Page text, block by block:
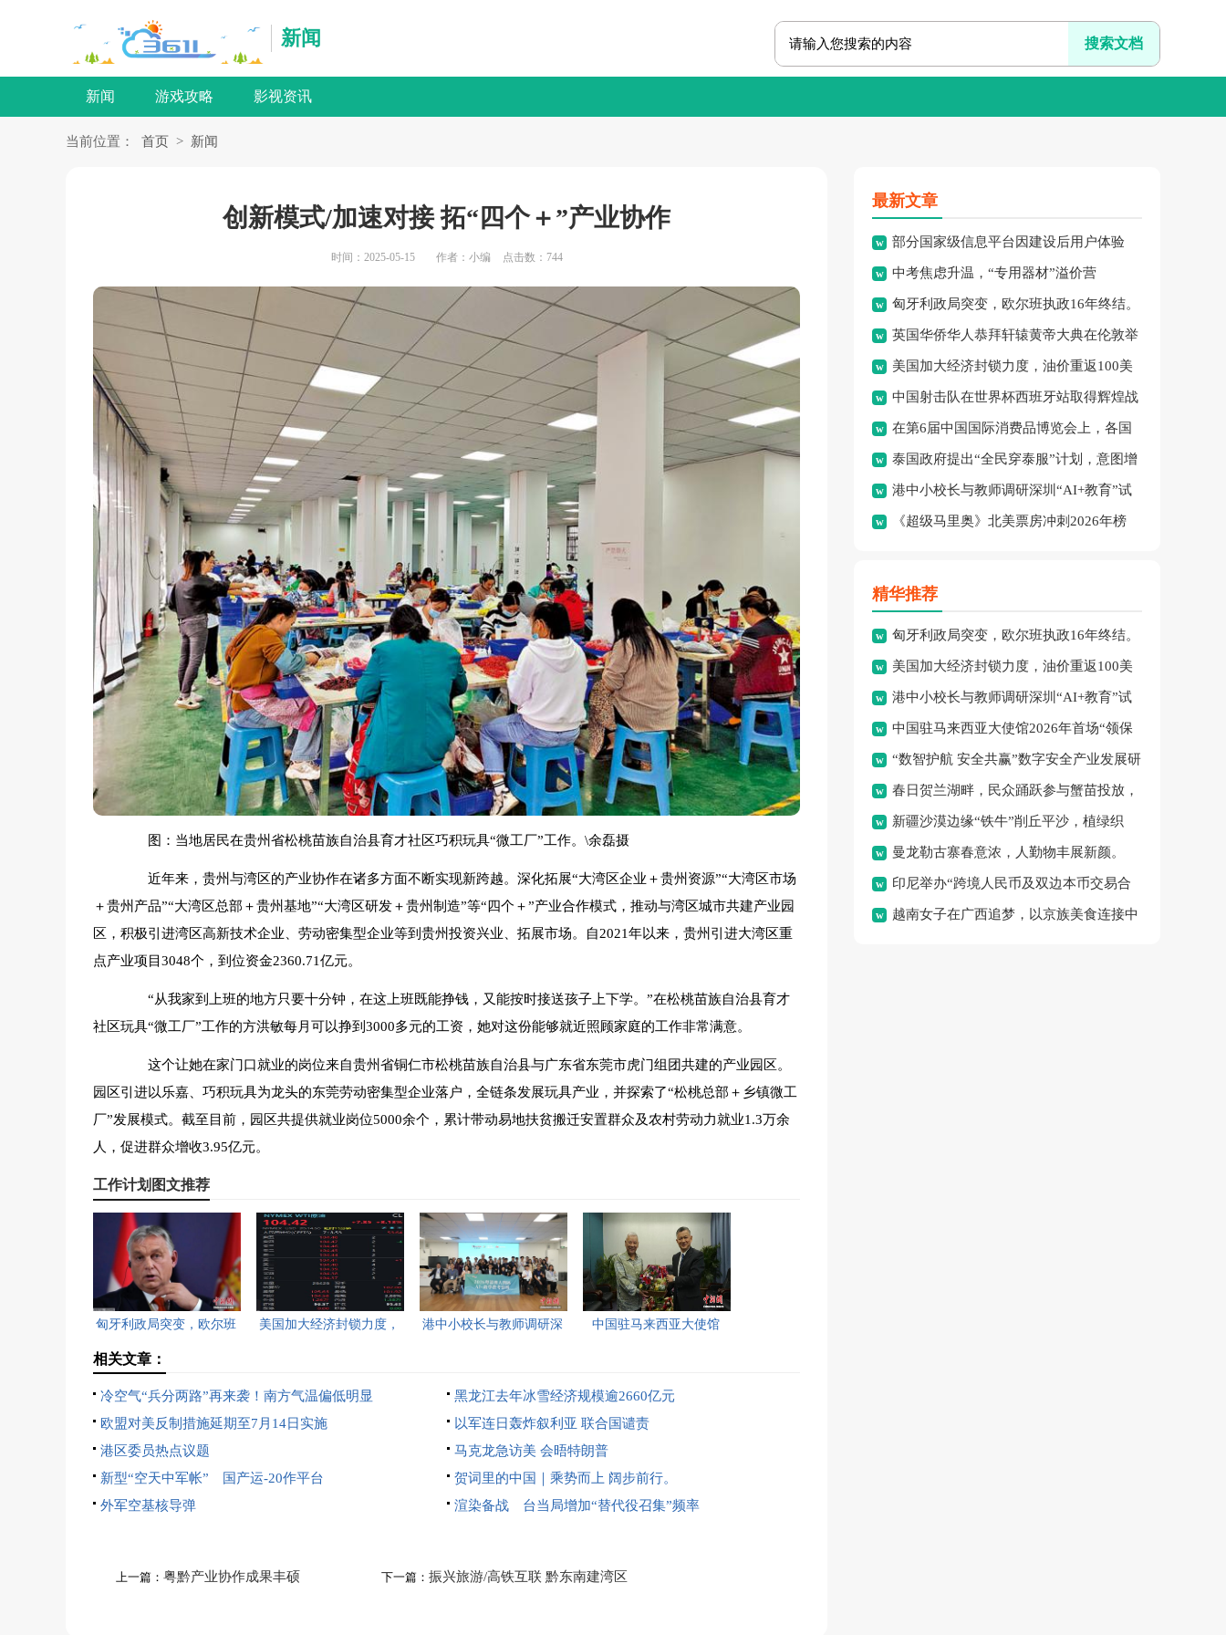
新闻
新闻 游戏攻略 影视资讯
当前位置： 首页 > 新闻
创新模式/加速对接 拓“四个＋”产业协作
时间：2025-05-15 作者：小编 点击数： 744
图：当地居民在贵州省松桃苗族自治县育才社区巧积玩具“微工厂”工作。\余磊摄
近年来，贵州与湾区的产业协作在诸多方面不断实现新跨越。深化拓展“大湾区企业＋贵州资源”“大湾区市场
＋贵州产品”“大湾区总部＋贵州基地”“大湾区研发＋贵州制造”等“四个＋”产业合作模式，推动与湾区城市共建产业园
区，积极引进湾区高新技术企业、劳动密集型企业等到贵州投资兴业、拓展市场。自2021年以来，贵州引进大湾区重
点产业项目3048个，到位资金2360.71亿元。
“从我家到上班的地方只要十分钟，在这上班既能挣钱，又能按时接送孩子上下学。”在松桃苗族自治县育才
社区玩具“微工厂”工作的方洪敏每月可以挣到3000多元的工资，她对这份能够就近照顾家庭的工作非常满意。
这个让她在家门口就业的岗位来自贵州省铜仁市松桃苗族自治县与广东省东莞市虎门组团共建的产业园区。
园区引进以乐嘉、巧积玩具为龙头的东莞劳动密集型企业落户，全链条发展玩具产业，并探索了“松桃总部＋乡镇微工
厂”发展模式。截至目前，园区共提供就业岗位5000余个，累计带动易地扶贫搬迁安置群众及农村劳动力就业1.3万余
人，促进群众增收3.95亿元。
工作计划图文推荐
匈牙利政局突变，欧尔班
执政16年终结。
美国加大经济封锁力度，
股指开盘走低。
港中小校长与教师调研深
中国驻马来西亚大使馆
日举行，旨在提升留学生
的安全意识与应急处置能
力，帮助他们在异国他乡
更好地学习和生活。
相关文章：
冷空气“兵分两路”再来袭！南方气温偏低明显
黑龙江去年冰雪经济规模逾2660亿元
欧盟对美反制措施延期至7月14日实施
以军连日轰炸叙利亚 联合国谴责
港区委员热点议题
马克龙急访美 会晤特朗普
新型“空天中军帐” 国产运-20作平台
贺词里的中国｜乘势而上 阔步前行。
外军空基核导弹
渲染备战 台当局增加“替代役召集”频率
上一篇： 粤黔产业协作成果丰硕 下一篇： 振兴旅游/高铁互联 黔东南建湾区
最新文章
部分国家级信息平台因建设后用户体验
差、系统频繁崩溃、信息更新
中考焦虑升温，“专用器材”溢价营
销、“保过”私教乱象频现，家
匈牙利政局突变，欧尔班执政16年终结。
英国华侨华人恭拜轩辕黄帝大典在伦敦举
行，传承中华文化纽带。
美国加大经济封锁力度，油价重返100美
元高点，黄金价格急跌，
中国射击队在世界杯西班牙站取得辉煌战
绩：8金、3银、2铜。
在第6届中国国际消费品博览会上，各国
品牌集中展示了最新消费精
泰国政府提出“全民穿泰服”计划，意图增
强民族文化认同并拓展泰
港中小校长与教师调研深圳“AI+教育”试
点项目，探索智慧课堂
《超级马里奥》北美票房冲刺2026年榜
精华推荐
匈牙利政局突变，欧尔班执政16年终结。
美国加大经济封锁力度，油价重返100美
元高点，黄金价格急跌，
港中小校长与教师调研深圳“AI+教育”试
点项目，探索智慧课堂
中国驻马来西亚大使馆2026年首场“领保
进校园暨平安留学”主
“数智护航 安全共赢”数字安全产业发展研
讨会在穗召开，多方共
春日贺兰湖畔，民众踊跃参与蟹苗投放，
体验“水上春耕”的独特乐
新疆沙漠边缘“铁牛”削丘平沙，植绿织
密“绿围脖”，变荒沙为绿
曼龙勒古寨春意浓，人勤物丰展新颜。
印尼举办“跨境人民币及双边本币交易合
作”论坛，旨在促进区域金
越南女子在广西追梦，以京族美食连接中